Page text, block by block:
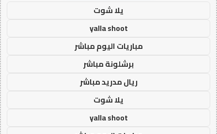
يلا شوت
yalla shoot
مباريات اليوم مباشر
برشلونة مباشر
ريال مدريد مباشر
يلا شوت
yalla shoot